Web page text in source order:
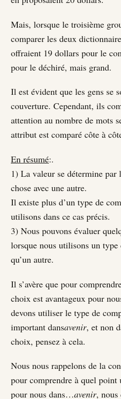
Mais, lorsque le troisième
comparer les deux
offraient 19 dollars pour le
pour le déchiré, mais grand.
Il est évident que les gens se
couverture. Cependant, ils
attention au nombre de mots
attribut est comparé côte à
En résumé:.
1) La valeur se détermine par
chose avec une autre.
Il existe plus d’un type de
utilisons dans ce cas précis.
3) Nous pouvons évaluer
lorsque nous utilisons un
qu’un autre.
Il s’avère que pour
choix est avantageux pour
devons utiliser le type de
important dansavenir, et non
choix, pensez à cela.
Nous nous rappelons de la
pour comprendre à quel point
pour nous dans…avenir, nous